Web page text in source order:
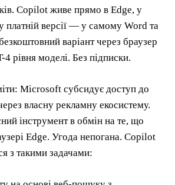
Copilot живе прямо в Edge, у
версії — у самому Word та
варіант через браузер
4 рівня моделі. Без підписки.
Microsoft субсидує доступ до
власну рекламну екосистему.
інструмент в обмін на те, що
Edge. Угода непогана. Copilot
з такими задачами: